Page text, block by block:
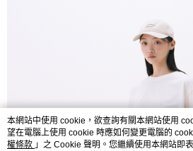
本網站中使用 cookie，欲查詢有關本網站使用
望在電腦上使用 cookie 時應如何變更電腦的
權條款 」之 Cookie 聲明。您繼續使用本網站即